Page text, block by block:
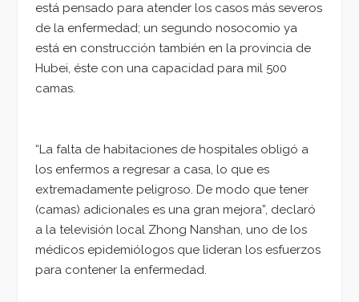
está pensado para atender los casos más severos
de la enfermedad; un segundo nosocomio ya
está en construcción también en la provincia de
Hubei, éste con una capacidad para mil 500
camas.
“La falta de habitaciones de hospitales obligó a
los enfermos a regresar a casa, lo que es
extremadamente peligroso. De modo que tener
(camas) adicionales es una gran mejora”, declaró
a la televisión local Zhong Nanshan, uno de los
médicos epidemiólogos que lideran los esfuerzos
para contener la enfermedad.